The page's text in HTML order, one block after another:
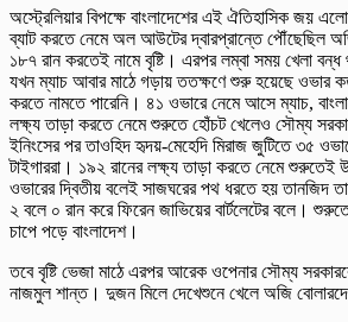
অস্ট্রেলিয়ার বিপক্ষে বাংলাদেশের এই ঐতিহাসিক জয়
ব্যাট করতে নেমে অল আউটের দ্বারপ্রান্তে পৌঁছেছিল
১৮৭ রান করতেই নামে বৃষ্টি। এরপর লম্বা সময় খেলা বন্ধ
যখন ম্যাচ আবার মাঠে গড়ায় ততক্ষণে শুরু হয়েছে ওভার
করতে নামতে পারেনি। ৪১ ওভারে নেমে আসে ম্যাচ,
লক্ষ্য তাড়া করতে নেমে শুরুতে হোঁচট খেলেও সৌম্য
ইনিংসের পর তাওহিদ হৃদয়-মেহেদি মিরাজ জুটিতে ৩৫
টাইগাররা। ১৯২ রানের লক্ষ্য তাড়া করতে নেমে শুরুতেই
ওভারের দ্বিতীয় বলেই সাজঘরের পথ ধরতে হয় তানজিদ
২ বলে ০ রান করে ফিরেন জাভিয়ের বার্টলেটের বলে।
চাপে পড়ে বাংলাদেশ।
তবে বৃষ্টি ভেজা মাঠে এরপর আরেক ওপেনার সৌম্য
নাজমুল শান্ত। দুজন মিলে দেখেশুনে খেলে অজি